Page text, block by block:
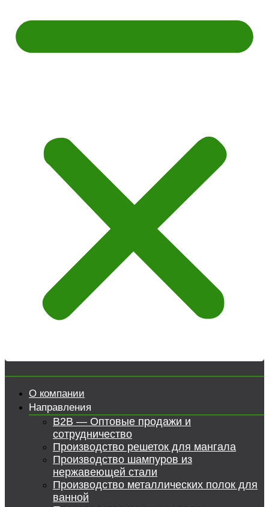
О компании
Направления
B2B — Оптовые продажи и
сотрудничество
Производство решеток для мангала
Производство шампуров из
нержавеющей стали
Производство металлических полок для
ванной